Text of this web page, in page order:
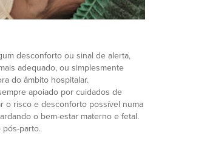
desconforto ou sinal de alerta,
adequado, ou simplesmente
do âmbito hospitalar.
apoiado por cuidados de
o risco e desconforto possível numa
o bem-estar materno e fetal.
pós-parto.